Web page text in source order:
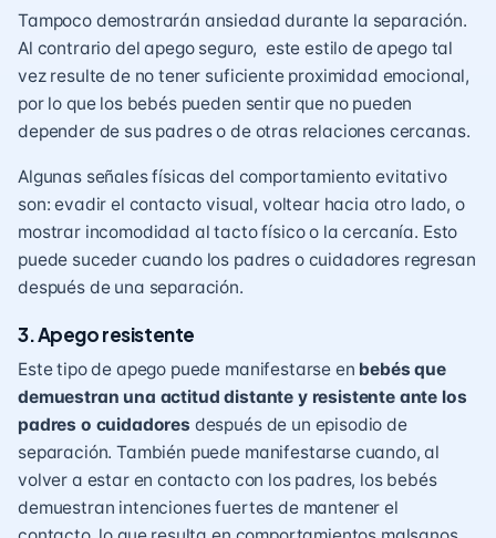
Tampoco demostrarán ansiedad durante la separación.
Al contrario del apego seguro, este estilo de apego tal
vez resulte de no tener suficiente proximidad emocional,
por lo que los bebés pueden sentir que no pueden
depender de sus padres o de otras relaciones cercanas.
Algunas señales físicas del comportamiento evitativo
son: evadir el contacto visual, voltear hacia otro lado, o
mostrar incomodidad al tacto físico o la cercanía. Esto
puede suceder cuando los padres o cuidadores regresan
después de una separación.
3.Apego resistente
Este tipo de apego puede manifestarse en bebés que
demuestran una actitud distante y resistente ante los
padres o cuidadores después de un episodio de
separación. También puede manifestarse cuando, al
volver a estar en contacto con los padres, los bebés
demuestran intenciones fuertes de mantener el